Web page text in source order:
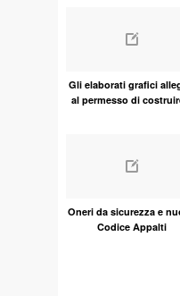
Gli elaborati grafici
al permesso di
Oneri da sicurezza e
Codice Appalti